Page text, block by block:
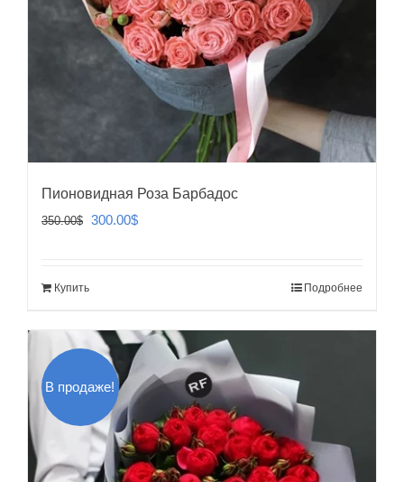
Пионовидная Роза Барбадос
350.00$
Первоначальная
300.00$Текущая
Купить Подробнее
В продаже!